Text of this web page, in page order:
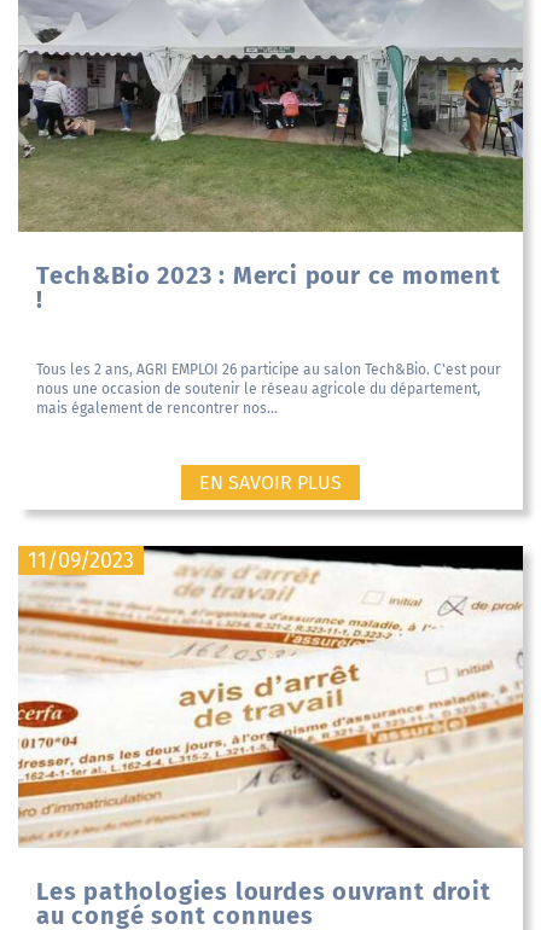
Tech&Bio 2023 : Merci pour ce moment
!
Tous les 2 ans, AGRI EMPLOI 26 participe au salon Tech&Bio. C'est pour
nous une occasion de soutenir le réseau agricole du département,
mais également de rencontrer nos...
EN SAVOIR PLUS
11/09/2023
Les pathologies lourdes ouvrant droit
au congé sont connues